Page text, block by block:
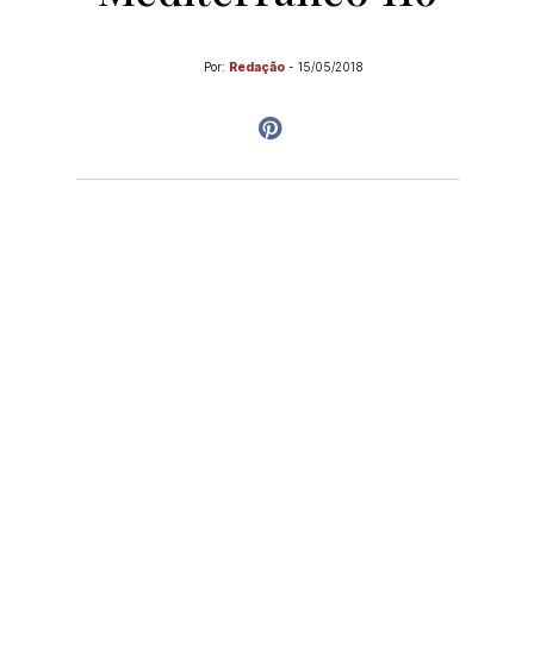
Por: Redação - 15/05/2018